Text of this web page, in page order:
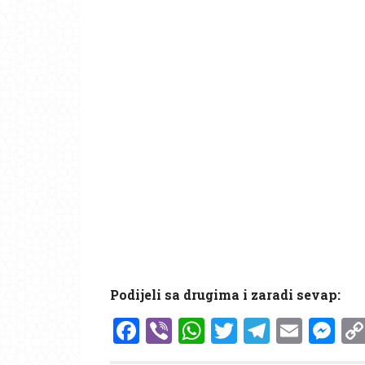
Podijeli sa drugima i zaradi sevap:
Facebook
ViberWhatsApp
Twitter
Telegram
Email